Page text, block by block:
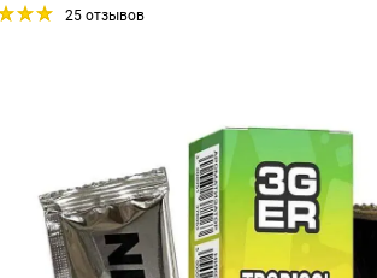
25 отзывов